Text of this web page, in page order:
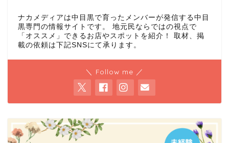
ナカメディアは中目黒で育ったメンバーが発信する中目
黒専門の情報サイトです。 地元民ならではの視点で
「オススメ」できるお店やスポットを紹介！ 取材、掲
載の依頼は下記SNSにて承ります。
＼ Follow me ／